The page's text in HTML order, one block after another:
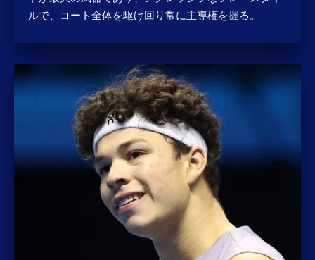
ルで、コート全体を駆け回り常に主導権を握る。